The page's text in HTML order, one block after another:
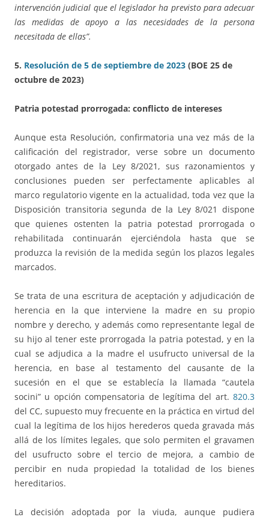
intervención judicial que el legislador ha previsto para adecuar
las medidas de apoyo a las necesidades de la persona
necesitada de ellas”.
5. Resolución de 5 de septiembre de 2023 (BOE 25 de
octubre de 2023)
Patria potestad prorrogada: conflicto de intereses
Aunque esta Resolución, confirmatoria una vez más de la
calificación del registrador, verse sobre un documento
otorgado antes de la Ley 8/2021, sus razonamientos y
conclusiones pueden ser perfectamente aplicables al
marco regulatorio vigente en la actualidad, toda vez que la
Disposición transitoria segunda de la Ley 8/021 dispone
que quienes ostenten la patria potestad prorrogada o
rehabilitada continuarán ejerciéndola hasta que se
produzca la revisión de la medida según los plazos legales
marcados.
Se trata de una escritura de aceptación y adjudicación de
herencia en la que interviene la madre en su propio
nombre y derecho, y además como representante legal de
su hijo al tener este prorrogada la patria potestad, y en la
cual se adjudica a la madre el usufructo universal de la
herencia, en base al testamento del causante de la
sucesión en el que se establecía la llamada “cautela
socini” u opción compensatoria de legítima del art. 820.3
del CC, supuesto muy frecuente en la práctica en virtud del
cual la legítima de los hijos herederos queda gravada más
allá de los límites legales, que solo permiten el gravamen
del usufructo sobre el tercio de mejora, a cambio de
percibir en nuda propiedad la totalidad de los bienes
hereditarios.
La decisión adoptada por la viuda, aunque pudiera